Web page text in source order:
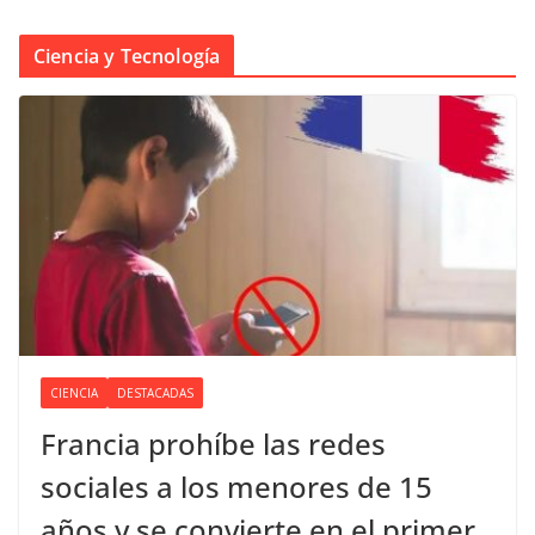
Ciencia y Tecnología
CIENCIA DESTACADAS
Francia prohíbe las redes
sociales a los menores de 15